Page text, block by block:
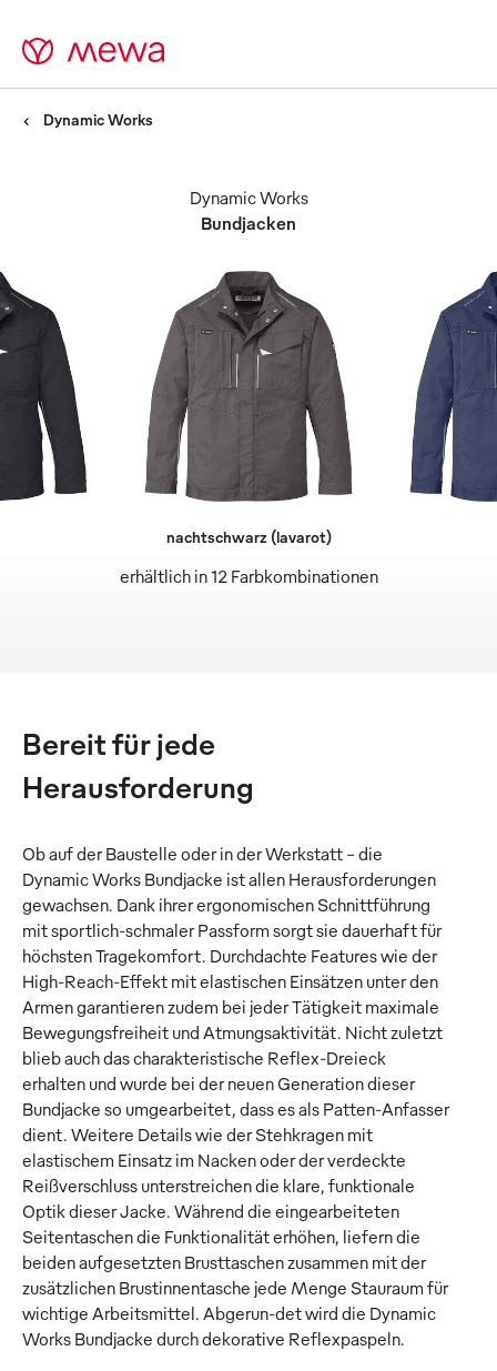
Dynamic Works
Bundjacken
Dynamic Works
erhältlich in 12 Farbkombinationen
nachtschwarz (lavarot)
Bereit für jede
Herausforderung
Ob auf der Baustelle oder in der Werkstatt – die
Dynamic Works Bundjacke ist allen Herausforderungen
gewachsen. Dank ihrer ergonomischen Schnittführung
mit sportlich-schmaler Passform sorgt sie dauerhaft für
höchsten Tragekomfort. Durchdachte Features wie der
High-Reach-Effekt mit elastischen Einsätzen unter den
Armen garantieren zudem bei jeder Tätigkeit maximale
Bewegungsfreiheit und Atmungsaktivität. Nicht zuletzt
blieb auch das charakteristische Reflex-Dreieck
erhalten und wurde bei der neuen Generation dieser
Bundjacke so umgearbeitet, dass es als Patten-Anfasser
dient. Weitere Details wie der Stehkragen mit
elastischem Einsatz im Nacken oder der verdeckte
Reißverschluss unterstreichen die klare, funktionale
Optik dieser Jacke. Während die eingearbeiteten
Seitentaschen die Funktionalität erhöhen, liefern die
beiden aufgesetzten Brusttaschen zusammen mit der
zusätzlichen Brustinnentasche jede Menge Stauraum für
wichtige Arbeitsmittel. Abgerun-det wird die Dynamic
Works Bundjacke durch dekorative Reflexpaspeln.